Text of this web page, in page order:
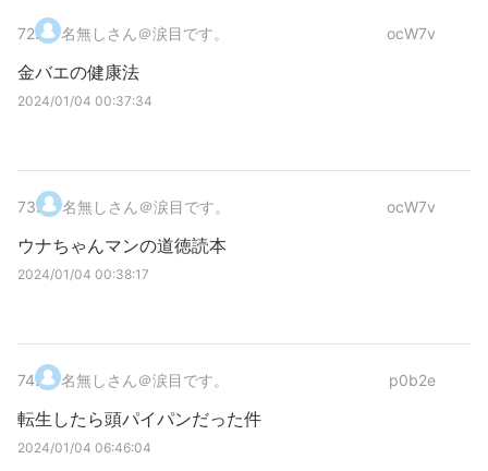
72. 名無しさん＠涙目です。 ocW7v
金バエの健康法
2024/01/04 00:37:34
73. 名無しさん＠涙目です。 ocW7v
ウナちゃんマンの道徳読本
2024/01/04 00:38:17
74. 名無しさん＠涙目です。 p0b2e
転生したら頭パイパンだった件
2024/01/04 06:46:04